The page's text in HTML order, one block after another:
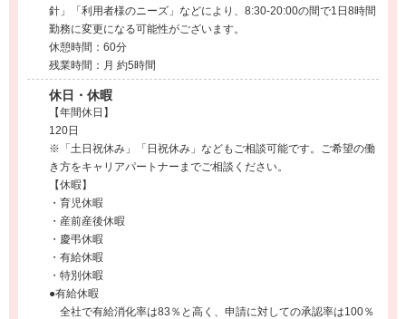
針」「利用者様のニーズ」などにより、8:30-20:00の間で1日8時間
勤務に変更になる可能性がございます。
休憩時間：60分
残業時間：月 約5時間
休日・休暇
【年間休日】
120日
※「土日祝休み」「日祝休み」などもご相談可能です。ご希望の働
き方をキャリアパートナーまでご相談ください。
【休暇】
・育児休暇
・産前産後休暇
・慶弔休暇
・有給休暇
・特別休暇
●有給休暇
全社で有給消化率は83％と高く、申請に対しての承認率は100％